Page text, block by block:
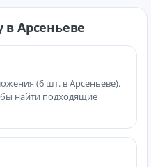
Арсеньеве
(6 шт. в Арсеньеве).
найти подходящие